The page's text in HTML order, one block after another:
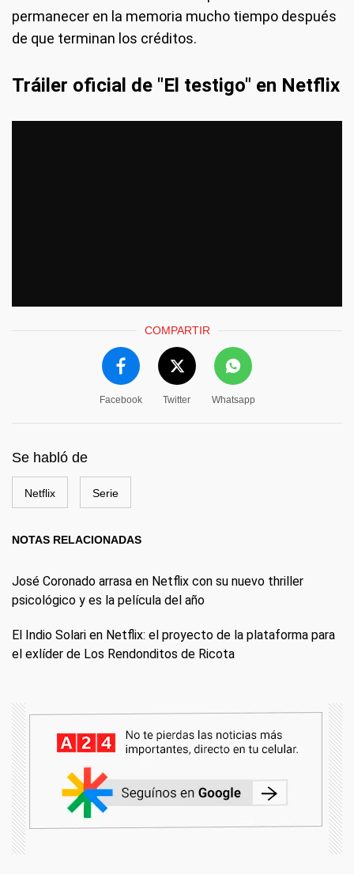
permanecer en la memoria mucho tiempo después
de que terminan los créditos.
Tráiler oficial de "El testigo" en Netflix
COMPARTIR
Facebook Twitter Whatsapp
Se habló de
Netflix Serie
NOTAS RELACIONADAS
José Coronado arrasa en Netflix con su nuevo thriller
psicológico y es la película del año
El Indio Solari en Netflix: el proyecto de la plataforma para
el exlíder de Los Rendonditos de Ricota